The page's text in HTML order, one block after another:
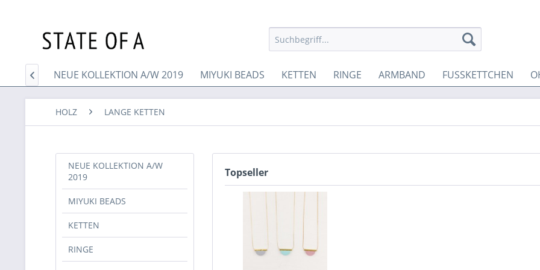
Home NEUE KOLLEKTION A/W 2019 MIYUKI BEADS KETTEN RINGE ARMBAND FUSSKETTCHEN

HOLZ LANGE KETTEN
NEUE KOLLEKTION A/W
2019
MIYUKI BEADS
KETTEN
RINGE
Topseller